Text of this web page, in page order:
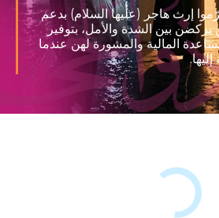
إرث هاجر (عليها السلام) بدعم
يركضن بين الشدة والأمل، بتوفير
المالية والمشورة لهن عندما